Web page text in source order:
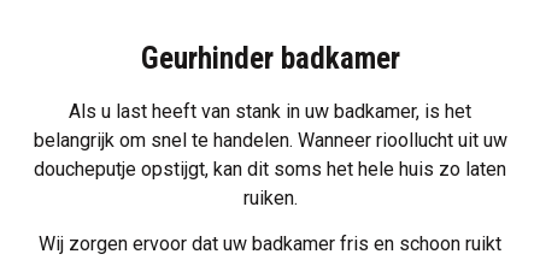
Geurhinder badkamer
Als u last heeft van stank in uw badkamer, is het
belangrijk om snel te handelen. Wanneer rioollucht uit uw
doucheputje opstijgt, kan dit soms het hele huis zo laten
ruiken.
Wij zorgen ervoor dat uw badkamer fris en schoon ruikt